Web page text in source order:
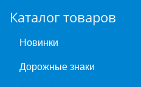
Каталог товаров
Новинки
Дорожные знаки